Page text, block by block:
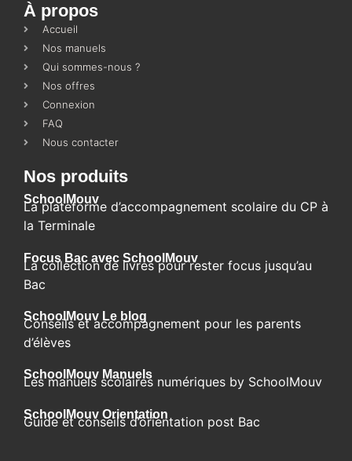
À propos
Accueil
Nos manuels
Qui sommes-nous ?
Nos offres
Connexion
FAQ
Nous contacter
Nos produits
SchoolMouv
La plateforme d’accompagnement scolaire du CP à
la Terminale
Focus Bac avec SchoolMouv
La collection de livres pour rester focus jusqu’au
Bac
SchoolMouv Le blog​
Conseils et accompagnement pour les parents
d’élèves
SchoolMouv Manuels
Les manuels scolaires numériques by SchoolMouv
SchoolMouv Orientation
Guide et conseils d’orientation post Bac